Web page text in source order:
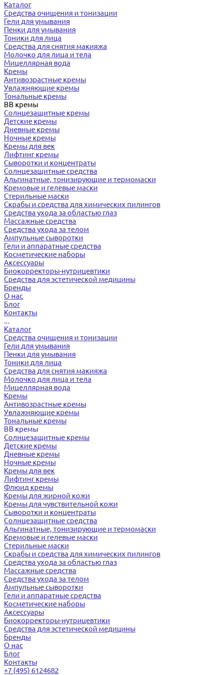
Каталог
Средства очищения и тонизации
Гели для умывания
Пенки для умывания
Тоники для лица
Средства для снятия макияжа
Молочко для лица и тела
Мицеллярная вода
Кремы
Антивозрастные кремы
Увлажняющие кремы
Тональные кремы
BB кремы
Солнцезащитные кремы
Детские кремы
Дневные кремы
Ночные кремы
Кремы для век
Лифтинг кремы
Сыворотки и концентраты
Солнцезащитные средства
Альгинатные, тонизирующие и термомаски
Кремовые и гелевые маски
Стерильные маски
Скрабы и средства для химических пилингов
Средства ухода за областью глаз
Массажные средства
Средства ухода за телом
Ампульные сыворотки
Гели и аппаратные средства
Косметические наборы
Аксессуары
Биокорректоры-нутрицевтики
Средства для эстетической медицины
Бренды
О нас
Блог
Контакты
...
Каталог
Средства очищения и тонизации
Гели для умывания
Пенки для умывания
Тоники для лица
Средства для снятия макияжа
Молочко для лица и тела
Мицеллярная вода
Кремы
Антивозрастные кремы
Увлажняющие кремы
Тональные кремы
BB кремы
Солнцезащитные кремы
Детские кремы
Дневные кремы
Ночные кремы
Кремы для век
Лифтинг кремы
Флюид кремы
Кремы для жирной кожи
Кремы для чувствительной кожи
Сыворотки и концентраты
Солнцезащитные средства
Альгинатные, тонизирующие и термомаски
Кремовые и гелевые маски
Стерильные маски
Скрабы и средства для химических пилингов
Средства ухода за областью глаз
Массажные средства
Средства ухода за телом
Ампульные сыворотки
Гели и аппаратные средства
Косметические наборы
Аксессуары
Биокорректоры-нутрицевтики
Средства для эстетической медицины
Бренды
О нас
Блог
Контакты
+7 (495) 6124682